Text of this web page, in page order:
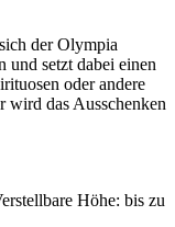
der Olympia
und setzt dabei einen
oder andere
wird das Ausschenken
Höhe: bis zu